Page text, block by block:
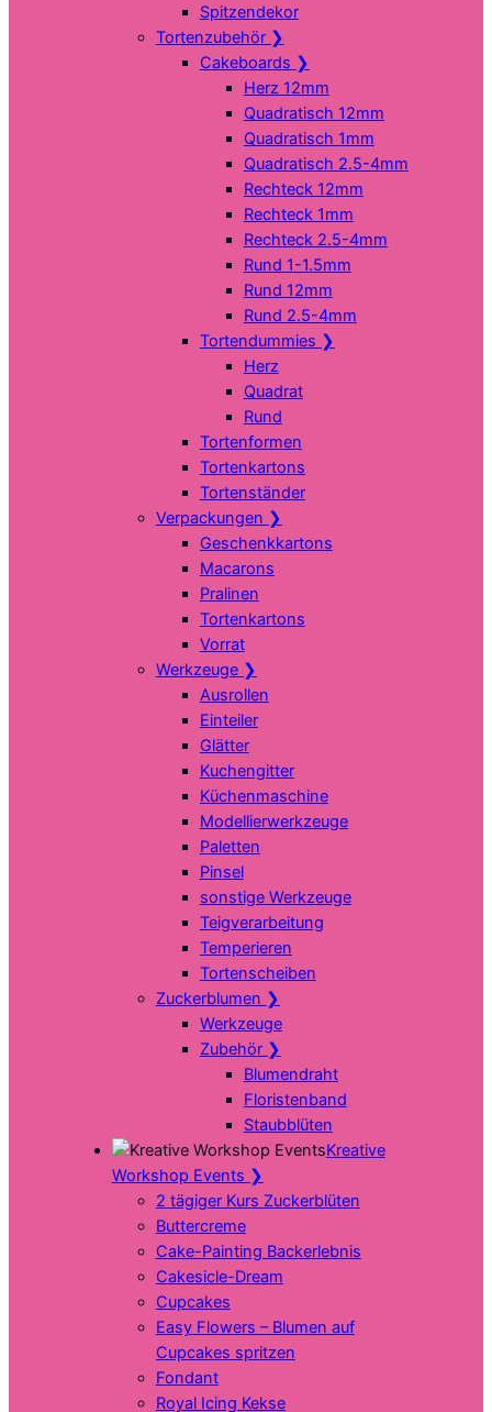
Spitzendekor
Tortenzubehör ❯
Cakeboards ❯
Herz 12mm
Quadratisch 12mm
Quadratisch 1mm
Quadratisch 2.5-4mm
Rechteck 12mm
Rechteck 1mm
Rechteck 2.5-4mm
Rund 1-1.5mm
Rund 12mm
Rund 2.5-4mm
Tortendummies ❯
Herz
Quadrat
Rund
Tortenformen
Tortenkartons
Tortenständer
Verpackungen ❯
Geschenkkartons
Macarons
Pralinen
Tortenkartons
Vorrat
Werkzeuge ❯
Ausrollen
Einteiler
Glätter
Kuchengitter
Küchenmaschine
Modellierwerkzeuge
Paletten
Pinsel
sonstige Werkzeuge
Teigverarbeitung
Temperieren
Tortenscheiben
Zuckerblumen ❯
Werkzeuge
Zubehör ❯
Blumendraht
Floristenband
Staubblüten
Kreative
Workshop Events ❯
2 tägiger Kurs Zuckerblüten
Buttercreme
Cake-Painting Backerlebnis
Cakesicle-Dream
Cupcakes
Easy Flowers – Blumen auf
Cupcakes spritzen
Fondant
Royal Icing Kekse